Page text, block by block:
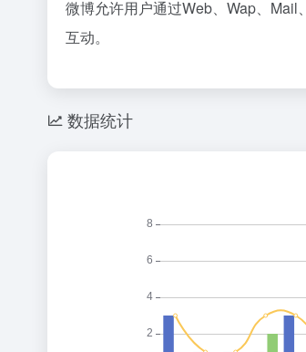
微博允许用户通过Web、Wap、
互动。
数据统计